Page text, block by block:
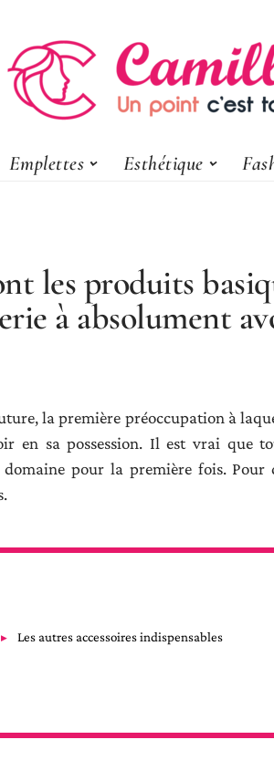
Emplettes Esthétique
les produits
à absolument
la première préoccupation à
en sa possession. Il est vrai que
pour la première fois. Pour
Les autres accessoires indispensables